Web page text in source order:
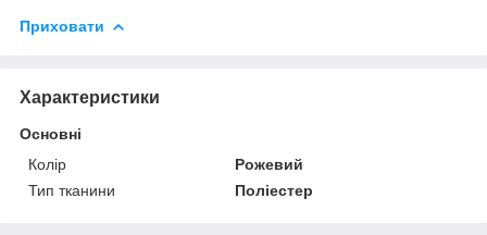
Приховати
Характеристики
Основні
Колір
Рожевий
Тип тканини
Поліестер